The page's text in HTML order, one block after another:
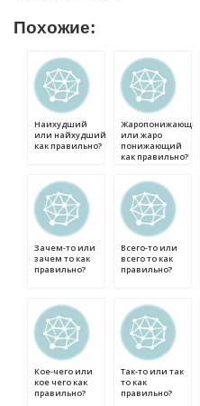
Похожие:
Наихудший
или найхудший
как правильно?
Жаропонижающий
или жаро
понижающий
как правильно?
Зачем-то или
зачем то как
правильно?
Всего-то или
всего то как
правильно?
Кое-чего или
кое чего как
правильно?
Так-то или так
то как
правильно?